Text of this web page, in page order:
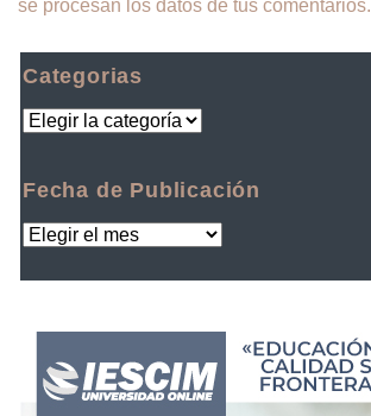
se procesan los datos de tus comentarios.
Categorias
Fecha de Publicación